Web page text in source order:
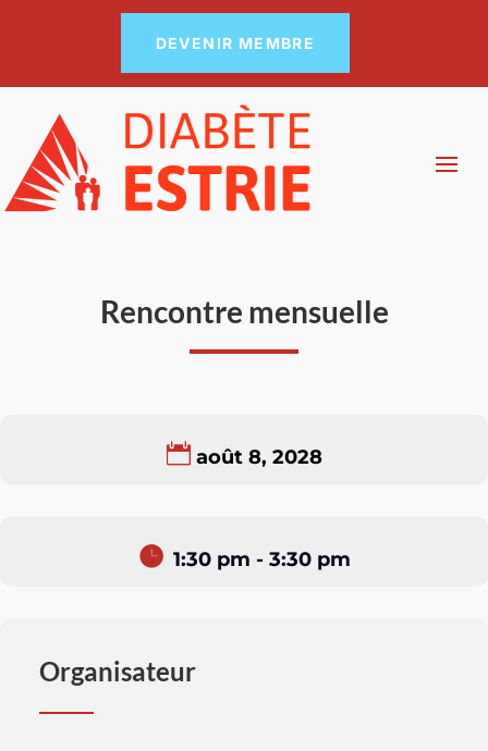
DEVENIR MEMBRE
Rencontre mensuelle
août 8, 2028
1:30 pm - 3:30 pm
Organisateur